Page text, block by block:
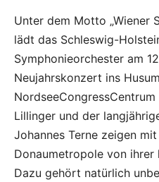
Unter dem Motto „Wiener
lädt das Schleswig-
Symphonieorchester am
Neujahrskonzert ins
Lillinger und der
Johannes Terne zeigen
Donaumetropole von ihrer
Dazu gehört natürlich